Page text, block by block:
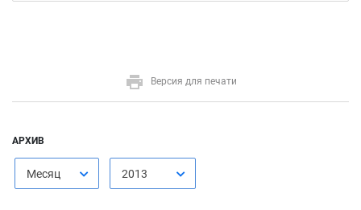
Версия для печати
АРХИВ
Месяц 2013